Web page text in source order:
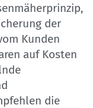
der
Kunden
auf Kosten
die